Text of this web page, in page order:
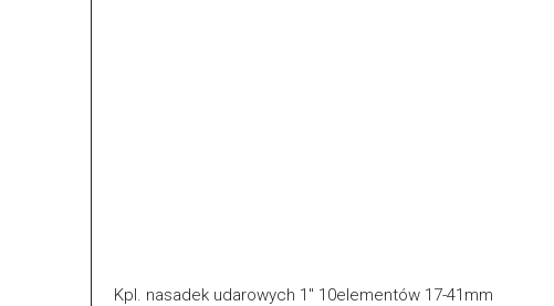
Kpl. nasadek udarowych 1" 10elementów 17-41mm